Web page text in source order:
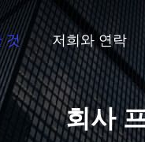
것 저희와 연락
회사